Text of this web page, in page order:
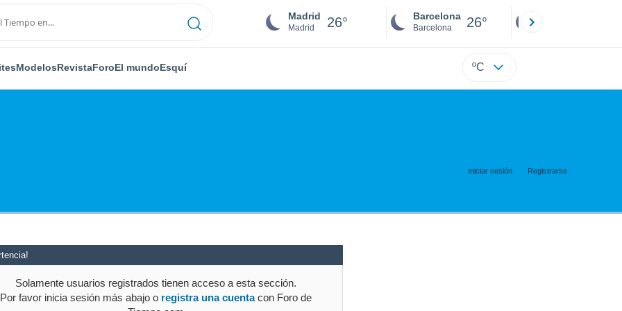
Madrid
Madrid 26° Barcelona
Barcelona 26°
ModelosRevistaForoEl mundoEsquí ºC
Iniciar sesión Registrarse
Solamente usuarios registrados tienen acceso a esta sección.
Por favor inicia sesión más abajo o registra una cuentacon Foro de